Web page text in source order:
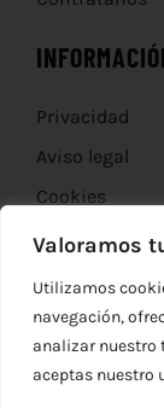
Valoramos
Utilizamos
navegación,
analizar nuestro
aceptas nuestro
Privacidad
Aviso legal
Cookies
Devoluciones